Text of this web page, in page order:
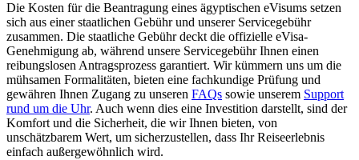
Die Kosten für die Beantragung eines ägyptischen eVisums setzen
sich aus einer staatlichen Gebühr und unserer Servicegebühr
zusammen. Die staatliche Gebühr deckt die offizielle eVisa-
Genehmigung ab, während unsere Servicegebühr Ihnen einen
reibungslosen Antragsprozess garantiert. Wir kümmern uns um die
mühsamen Formalitäten, bieten eine fachkundige Prüfung und
gewähren Ihnen Zugang zu unseren FAQs sowie unserem Support
rund um die Uhr. Auch wenn dies eine Investition darstellt, sind der
Komfort und die Sicherheit, die wir Ihnen bieten, von
unschätzbarem Wert, um sicherzustellen, dass Ihr Reiseerlebnis
einfach außergewöhnlich wird.